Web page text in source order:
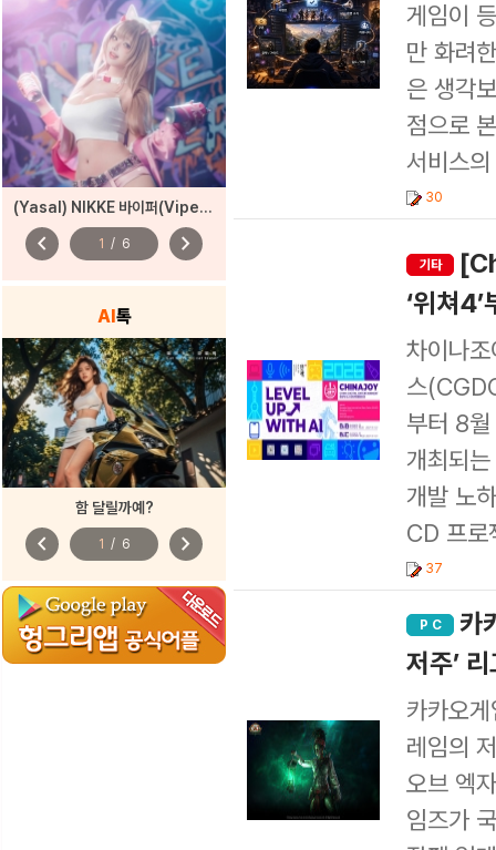
(Yasal) NIKKE 바이퍼(Viper) – 펑키 스트리트
chevron_left 1 / 6 chevron_right
AI톡
함 달릴까예?
chevron_left 1 / 6 chevron_right
게임이
만 화려
은 생각
점으로
서비스
30
기타
‘위쳐
차이나
스
부터 8
개최되
개발 노
CD 프
37
P C
카
저주’
카카오
레임의
오브 엑
임즈가